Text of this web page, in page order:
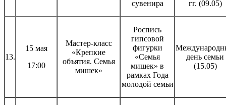
сувенира
гг. (09.05)
13.
15 мая
17:00
Мастер-класс
«Крепкие
объятия. Семья
мишек»
Роспись
гипсовой
фигурки
«Семья
мишек» в
рамках Года
молодой семьи
день семьи
(15.05)